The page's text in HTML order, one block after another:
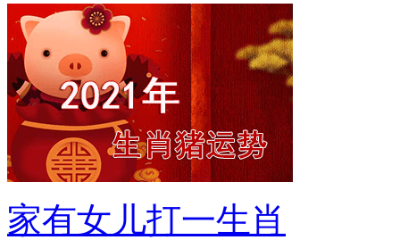
家有女儿打一生肖